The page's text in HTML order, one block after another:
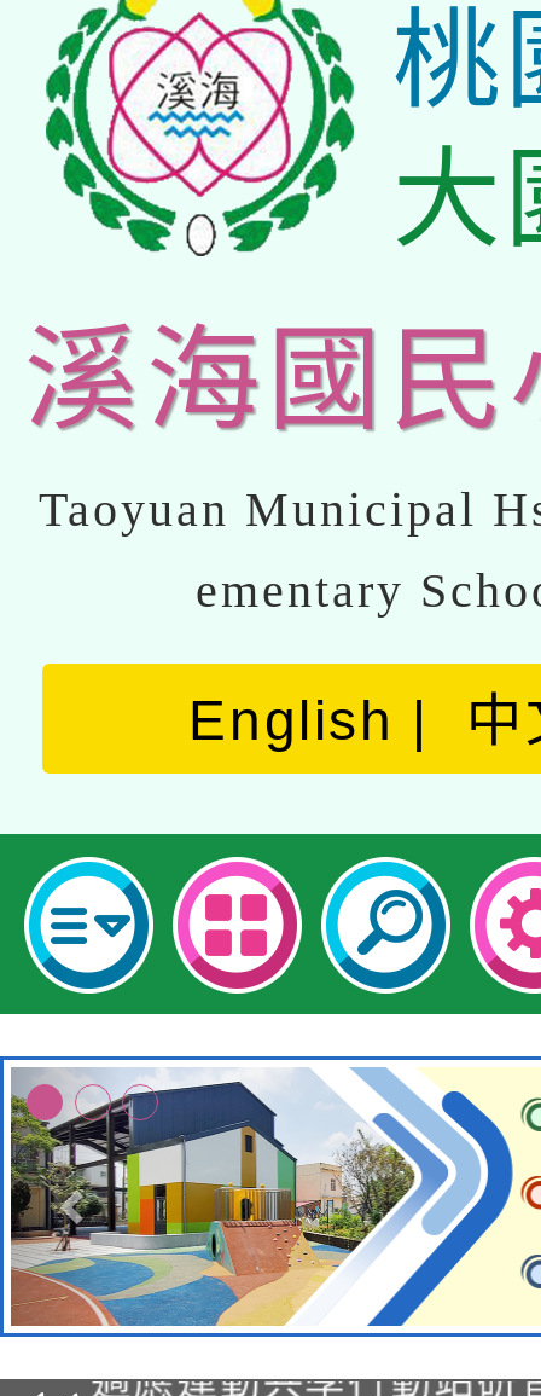
桃
大
溪海國民
Taoyuan Municipal
ementary
English 中
本校115學年度第2次
招甄選結果公告(無人